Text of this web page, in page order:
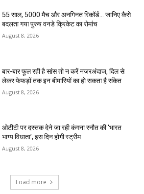
55 साल, 5000 मैच और अनगिनत रिकॉर्ड… जानिए कैसे
बदलता गया पुरुष वनडे क्रिकेट का रोमांच
August 8, 2026
बार-बार फूल रही है सांस तो न करें नजरअंदाज, दिल से
लेकर फेफड़ों तक इन बीमारियों का हो सकता है संकेत
August 8, 2026
ओटीटी पर दस्तक देने जा रही कंगना रनौत की ‘भारत
भाग्य विधाता’, इस दिन होगी स्ट्रीम
August 8, 2026
Load more